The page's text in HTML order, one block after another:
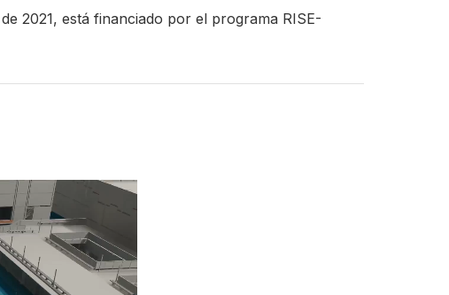
2021, está financiado por el programa RISE-